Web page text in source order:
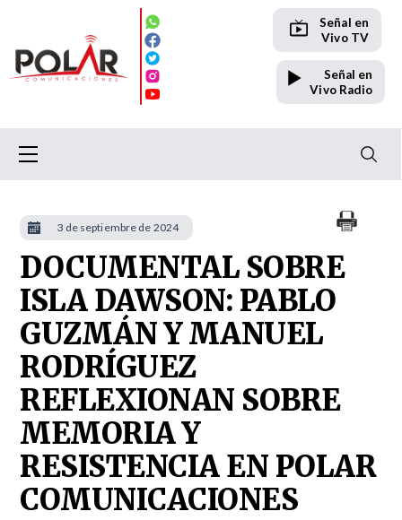
Señal en
Vivo TV
Señal en
Vivo Radio
DOCUMENTAL SOBRE
ISLA DAWSON: PABLO
GUZMÁN Y MANUEL
RODRÍGUEZ
REFLEXIONAN SOBRE
MEMORIA Y
RESISTENCIA EN POLAR
COMUNICACIONES
3 de septiembre de 2024